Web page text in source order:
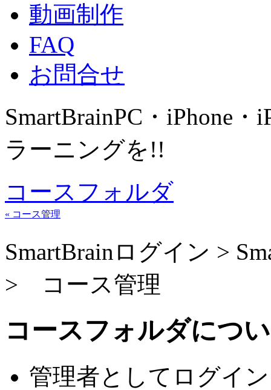
動画制作
FAQ
お問合せ
SmartBrainPC・iPhone・
ラーニングを!!
コースフォルダ
« コース管理
SmartBrainログイン >
> コース管理
コースフォルダにつ
管理者としてログイ